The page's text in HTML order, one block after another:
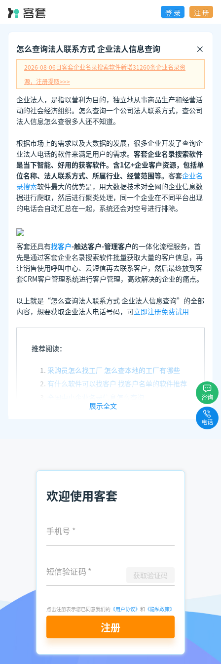
登 录 注 册
怎么查询法人联系方式 企业法人信息查询
2026-08-06日客套企业名录搜索软件新增31260条企业名录资
源，注册提取>>>
企业法人，是指以营利为目的，独立地从事商品生产和经营活
动的社会经济组织。怎么查询一个公司法人联系方式，查公司
法人信息怎么查很多人还不知道。
根据市场上的需求以及大数据的发展，很多企业开发了查询企
业法人电话的软件来满足用户的需求。 客套企业名录搜索软件
是当下智能、好用的获客软件。含1亿+企业客户资源，包括单
位名称、法人联系方式、所属行业、经营范围等。 客套企业名
录搜索软件最大的优势是，用大数据技术对全网的企业信息数
据进行爬取，然后进行聚类处理，同一个企业在不同平台出现
的电话会自动汇总在一起，系统还会对空号进行排除。
客套还具有找客户-触达客户-管理客户的一体化流程服务，首
先是通过客套企业名录搜索软件批量获取大量的客户信息，再
让销售使用呼叫中心、云短信再去联系客户，然后最终放到客
套CRM客户管理系统进行客户管理，高效解决的企业的痛点。
以上就是“怎么查询法人联系方式 企业法人信息查询”的全部
内容，想要获取企业法人电话号码，可立即注册免费试用
推荐阅读：
采购员怎么找工厂 怎么查本地的工厂有哪些
有什么软件可以找客户 找客户名单的软件推荐
展示全文
欢迎使用客套
手机号 *
短信验证码 * 获取验证码
点击注册表示您已同意我们的 《用户协议》 和 《隐私政策》
注册
咨询
电话